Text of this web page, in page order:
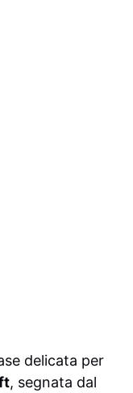
delicata per
, segnata dal